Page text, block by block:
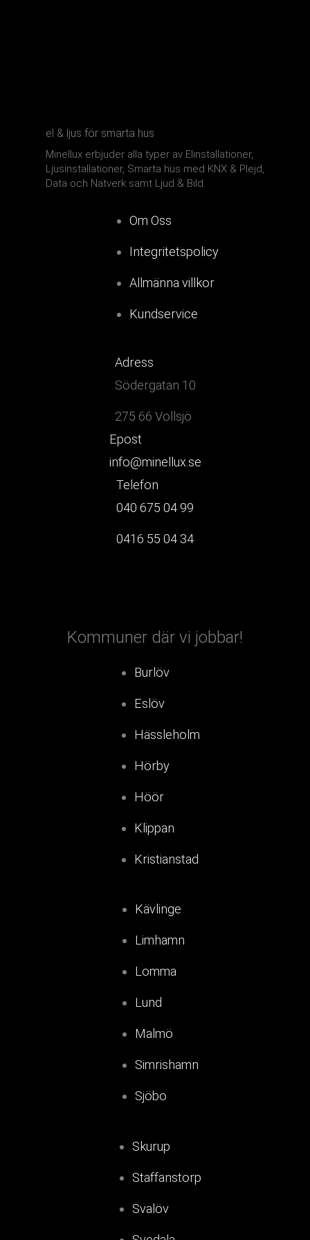
el & ljus för smarta hus
Minellux erbjuder alla typer av Elinstallationer,
Ljusinstallationer, Smarta hus med KNX & Plejd,
Data och Nätverk samt Ljud & Bild.
Om Oss
Integritetspolicy
Allmänna villkor
Kundservice
Adress
Södergatan 10
275 66 Vollsjö
Epost
info@minellux.se
Telefon
040 675 04 99
0416 55 04 34
Kommuner där vi jobbar!
Burlöv
Eslöv
Hässleholm
Hörby
Höör
Klippan
Kristianstad
Kävlinge
Limhamn
Lomma
Lund
Malmö
Simrishamn
Sjöbo
Skurup
Staffanstorp
Svalöv